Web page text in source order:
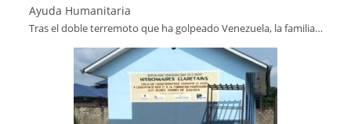
Ayuda Humanitaria
Tras el doble terremoto que ha golpeado Venezuela, la familia…